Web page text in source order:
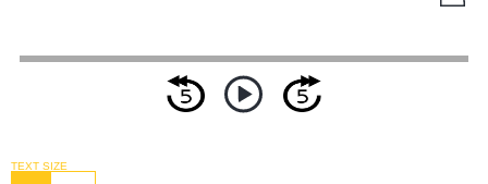
TEXT SIZE